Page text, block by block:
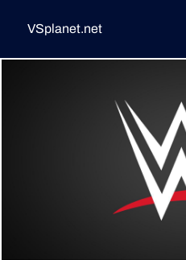
VSplanet.net